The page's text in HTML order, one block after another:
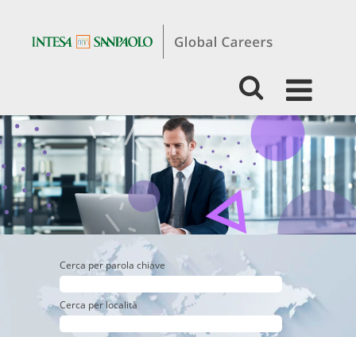
Students
&
Graduates
-
Business
-
Asset
Management
Cerca per parola chiave
Cerca per località